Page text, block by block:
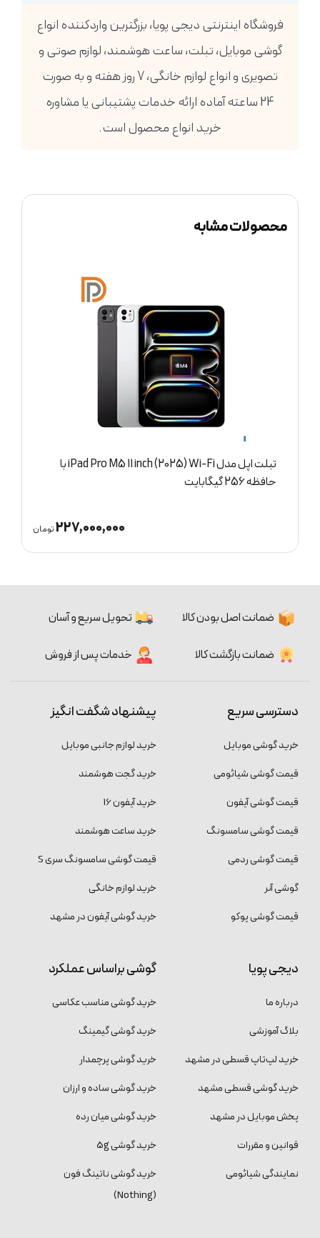
فروشگاه اینترنتی دیجی پویا، بزرگترین واردکننده انواع
گوشی موبایل، تبلت، ساعت هوشمند، لوازم صوتی و
تصویری و انواع لوازم خانگی، 7 روز هفته و به صورت
24 ساعته آماده ارائه خدمات پشتیبانی یا مشاوره
خرید انواع محصول است.
محصولات مشابه
تبلت اپل مدل iPad Pro M5 11 inch (2025) Wi-Fi با
حافظه 256 گیگابایت
227,000,000تومان
ضمانت اصل بودن کالا تحویل سریع و آسان
ضمانت بازگشت کالا خدمات پس از فروش
دسترسی سریع
خرید گوشی موبایل
قیمت گوشی شیائومی
قیمت گوشی آیفون
قیمت گوشی سامسونگ
قیمت گوشی ردمی
گوشی آنر
قیمت گوشی پوکو
پیشنهاد شگفت انگیز
خرید لوازم جانبی موبایل
خرید گجت هوشمند
خرید آیفون 16
خرید ساعت هوشمند
قیمت گوشی سامسونگ سری S
خرید لوازم خانگی
خرید گوشی آیفون در مشهد
دیجی پویا
درباره ما
بلاگ آموزشی
خرید لپ‌تاپ قسطی در مشهد
خرید گوشی قسطی مشهد
پخش موبایل در مشهد
قوانین و مقررات
نمایندگی شیائومی
گوشی براساس عملکرد
خرید گوشی مناسب عکاسی
خرید گوشی گیمینگ
خرید گوشی پرچمدار
خرید گوشی ساده و ارزان
خرید گوشی میان رده
خرید گوشی 5g
خرید گوشی ناتینگ فون
(Nothing)